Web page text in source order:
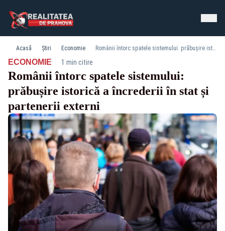
Acasă Știri Economie Românii întorc spatele sistemului: prăbușire istorică a încrederii în stat și partenerii externi
ECONOMIE· 1 min citire
Românii întorc spatele sistemului:
prăbușire istorică a încrederii în stat și
partenerii externi